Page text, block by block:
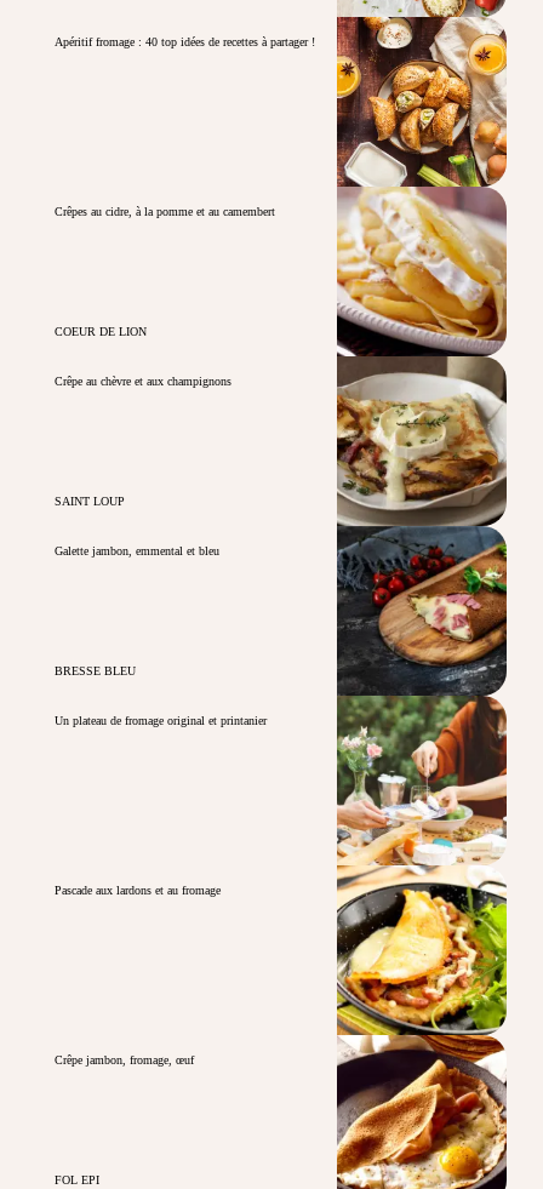
Apéritif fromage : 40 top idées de recettes à partager !
Crêpes au cidre, à la pomme et au camembert
COEUR DE LION
Crêpe au chèvre et aux champignons
SAINT LOUP
Galette jambon, emmental et bleu
BRESSE BLEU
Un plateau de fromage original et printanier
Pascade aux lardons et au fromage
Crêpe jambon, fromage, œuf
FOL EPI